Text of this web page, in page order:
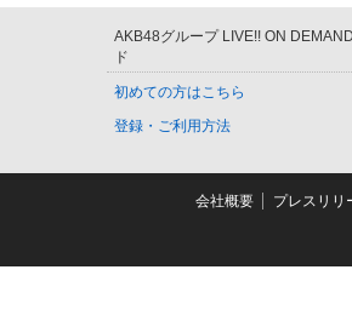
AKB48グループ LIVE!! ON
ド
初めての方はこちら
登録・ご利用方法
会社概要 プレスリリ